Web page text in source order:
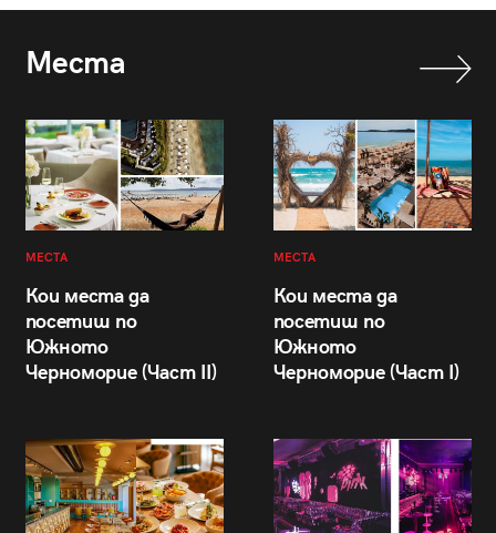
Места
МЕСТА
Кои места да
посетиш по
Южното
Черноморие (Част II)
МЕСТА
Кои места да
посетиш по
Южното
Черноморие (Част I)